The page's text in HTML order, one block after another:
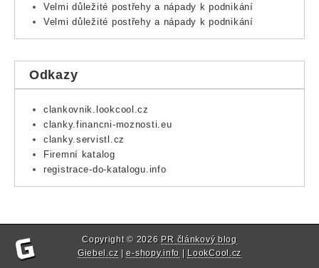
Velmi důležité postřehy a nápady k podnikání
Velmi důležité postřehy a nápady k podnikání
Odkazy
clankovnik.lookcool.cz
clanky.financni-moznosti.eu
clanky.servistl.cz
Firemní katalog
registrace-do-katalogu.info
Copyright © 2026 PR článkový blog
Giebel.cz |e-shopy.info | LookCool.cz